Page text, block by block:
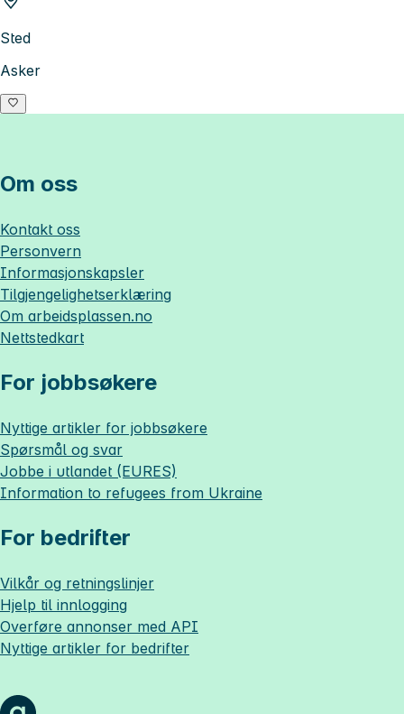
Sted
Asker
Om oss
Kontakt oss
Personvern
Informasjonskapsler
Tilgjengelighetserklæring
Om arbeidsplassen.no
Nettstedkart
For jobbsøkere
Nyttige artikler for jobbsøkere
Spørsmål og svar
Jobbe i utlandet (EURES)
Information to refugees from Ukraine
For bedrifter
Vilkår og retningslinjer
Hjelp til innlogging
Overføre annonser med API
Nyttige artikler for bedrifter